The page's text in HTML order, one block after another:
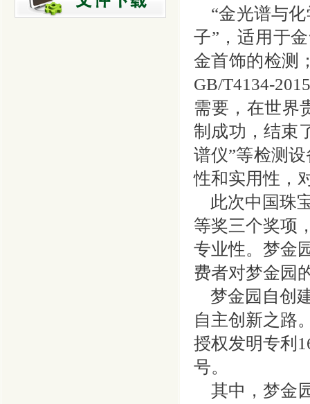
“金光谱与化
子”，适用于
金首饰的检测
GB/T4134-2015
需要，在世界
制成功，结束
谱仪”等检测
性和实用性，
此次中国珠
等奖三个奖项
专业性。梦金
费者对梦金园
梦金园自创
自主创新之路
授权发明专利
号。
其中，梦金